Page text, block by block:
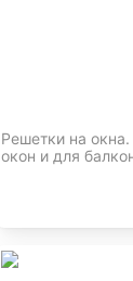
Решетки на
окон и для